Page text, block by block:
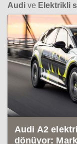
Audi ve Elektrikli
Audi A2
dönüyor: